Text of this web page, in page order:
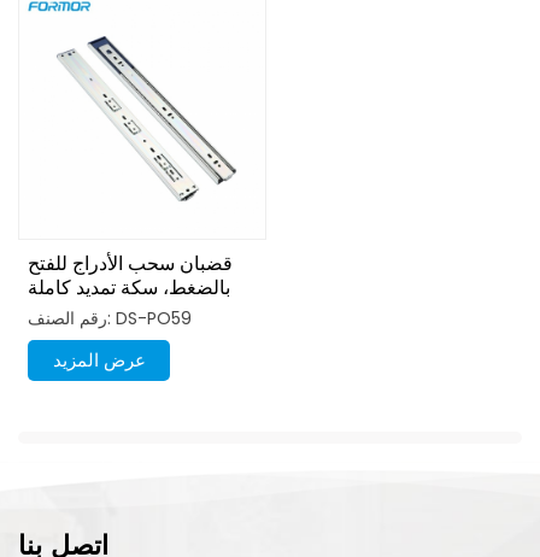
قضبان سحب الأدراج للفتح
بالضغط، سكة تمديد كاملة
رقم الصنف: DS-PO59
عرض المزيد
اتصل بنا